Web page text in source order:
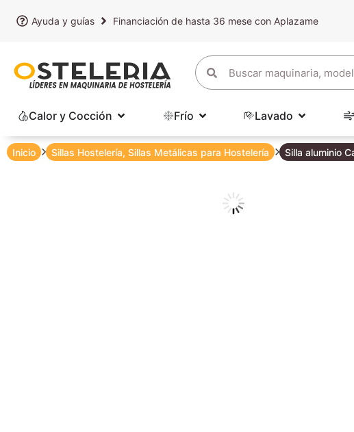
Ayuda y guías Financiación de hasta 36 mese con Aplazame
Calor y Cocción Frío Lavado
Inicio Sillas Hostelería, Sillas Metálicas para Hostelería Silla aluminio